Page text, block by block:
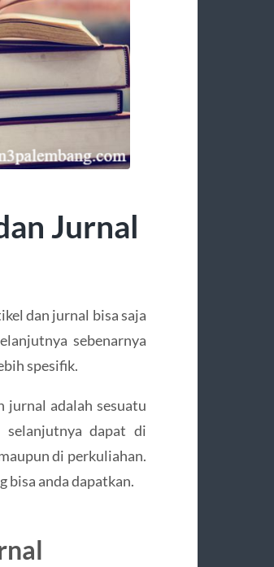
Jurnal
dan jurnal bisa saja
sebenarnya
spesifik.
jurnal adalah sesuatu
dapat di
di perkuliahan.
bisa anda dapatkan.